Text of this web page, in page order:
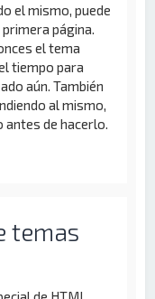
el mismo, puede
página.
el tema
tiempo para
aún. También
al mismo,
de hacerlo.
temas